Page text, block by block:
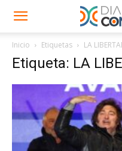
Inicio Etiquetas LA
Etiqueta: LA